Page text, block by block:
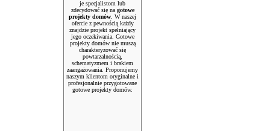
je specjalistom lub
zdecydować się na gotowe
projekty domów . W naszej
ofercie z pewnością każdy
znajdzie projekt spełniający
jego oczekiwania. Gotowe
projekty domów nie muszą
charakteryzować się
powtarzalnością,
schematyzmem i brakiem
zaangażowania. Proponujemy
naszym klientom oryginalne i
profesjonalnie przygotowane
gotowe projekty domów.